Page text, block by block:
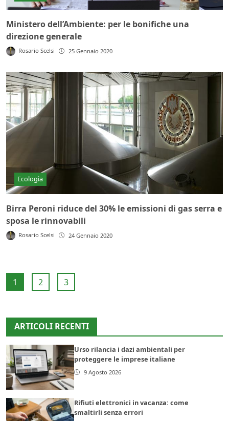
Ministero dell’Ambiente: per le bonifiche una
direzione generale
Rosario Scelsi 25 Gennaio 2020
Ecologia
Birra Peroni riduce del 30% le emissioni di gas serra e
sposa le rinnovabili
Rosario Scelsi 24 Gennaio 2020
1 2 3
ARTICOLI RECENTI
Urso rilancia i dazi ambientali per
proteggere le imprese italiane
9 Agosto 2026
Rifiuti elettronici in vacanza: come
smaltirli senza errori